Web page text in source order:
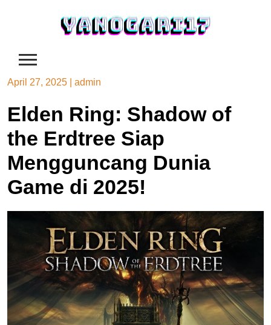
April 27, 2025 admin
Elden Ring: Shadow of
the Erdtree Siap
Mengguncang Dunia
Game di 2025!